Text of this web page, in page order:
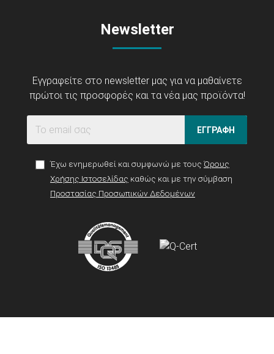
Newsletter
Εγγραφείτε στο newsletter μας για να μαθαίνετε
πρώτοι τις προσφορές και τα νέα μας προϊόντα!
ΕΓΓΡΑΦΗ
Έχω ενημερωθεί και συμφωνώ με τους Όρους
Χρήσης Ιστοσελίδας καθώς και με την σύμβαση
Προστασίας Προσωπικών Δεδομένων